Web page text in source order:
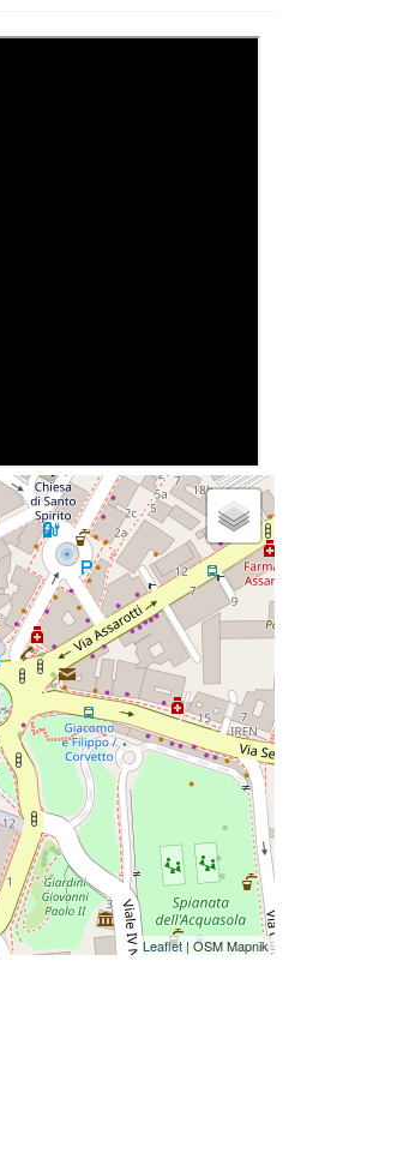
Leaflet | OSM Mapnik